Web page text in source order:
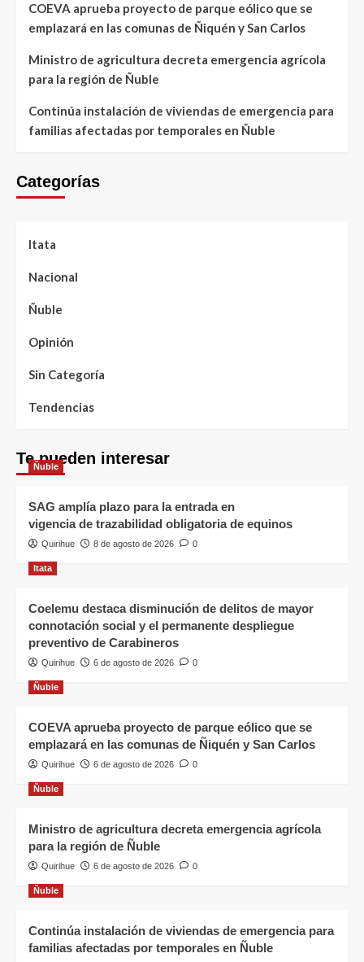
COEVA aprueba proyecto de parque eólico que se
emplazará en las comunas de Ñiquén y San Carlos
Ministro de agricultura decreta emergencia agrícola
para la región de Ñuble
Continúa instalación de viviendas de emergencia para
familias afectadas por temporales en Ñuble
Categorías
Itata
Nacional
Ñuble
Opinión
Sin Categoría
Tendencias
Te pueden interesar
Ñuble
SAG amplía plazo para la entrada en
vigencia de trazabilidad obligatoria de equinos
Quirihue 8 de agosto de 2026 0
Itata
Coelemu destaca disminución de delitos de mayor
connotación social y el permanente despliegue
preventivo de Carabineros
Quirihue 6 de agosto de 2026 0
Ñuble
COEVA aprueba proyecto de parque eólico que se
emplazará en las comunas de Ñiquén y San Carlos
Quirihue 6 de agosto de 2026 0
Ñuble
Ministro de agricultura decreta emergencia agrícola
para la región de Ñuble
Quirihue 6 de agosto de 2026 0
Ñuble
Continúa instalación de viviendas de emergencia para
familias afectadas por temporales en Ñuble